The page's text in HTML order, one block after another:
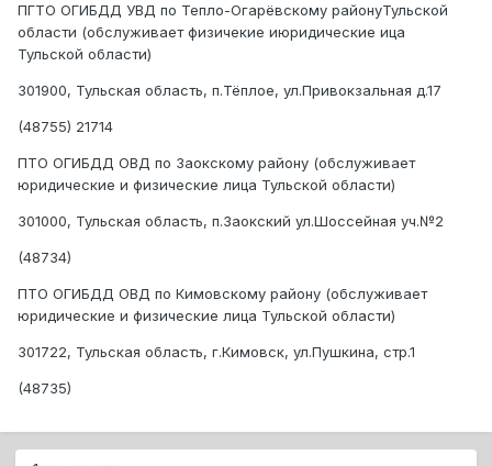
ПГТО ОГИБДД УВД по Тепло-Огарёвскому районуТульской
области (обслуживает физичекие июридические ица
Тульской области)
301900, Тульская область, п.Тёплое, ул.Привокзальная д.17
(48755) 21714
ПТО ОГИБДД ОВД по Заокскому району (обслуживает
юридические и физические лица Тульской области)
301000, Тульская область, п.Заокский ул.Шоссейная уч.№2
(48734)
ПТО ОГИБДД ОВД по Кимовскому району (обслуживает
юридические и физические лица Тульской области)
301722, Тульская область, г.Кимовск, ул.Пушкина, стр.1
(48735)